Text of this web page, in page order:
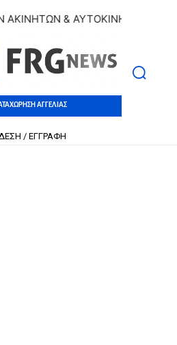
& ΑΥΤΟΚΙΝΗΤΩΝ |
ΑΓΓΕΛΙΑΣ
/ ΕΓΓΡΑΦΗ